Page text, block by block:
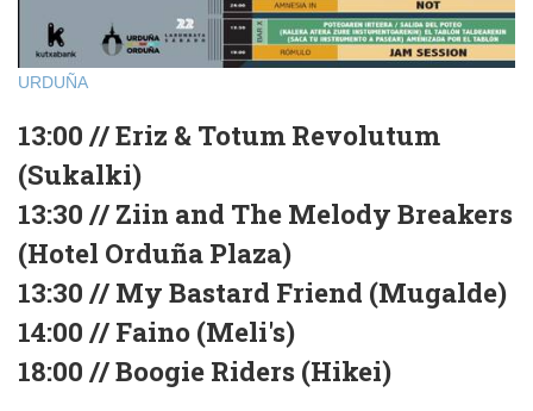
URDUÑA
13:00 // Eriz & Totum Revolutum
(Sukalki)
13:30 // Ziin and The Melody Breakers
(Hotel Orduña Plaza)
13:30 // My Bastard Friend (Mugalde)
14:00 // Faino (Meli's)
18:00 // Boogie Riders (Hikei)